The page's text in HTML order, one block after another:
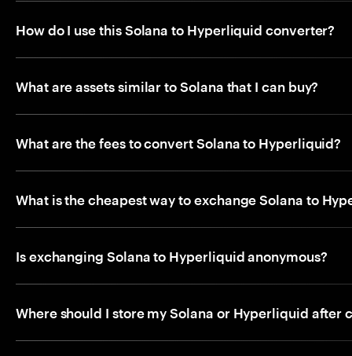
How do I use this Solana to Hyperliquid converter?
What are assets similar to Solana that I can buy?
What are the fees to convert Solana to Hyperliquid?
What is the cheapest way to exchange Solana to
Is exchanging Solana to Hyperliquid anonymous?
Where should I store my Solana or Hyperliquid after